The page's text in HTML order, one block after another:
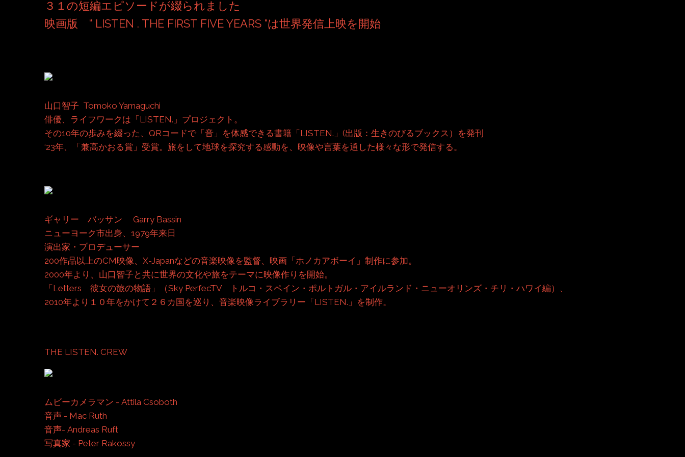
３１の短編エピソードが綴られました
映画版 “ LISTEN . THE FIRST FIVE YEARS “は世界発信上映を開始
山口智子 Tomoko Yamaguchi
俳優、ライフワークは「LISTEN.」プロジェクト。
その10年の歩みを綴った、QRコードで「音」を体感できる書籍「LISTEN.」(出版：生きのびるブックス）を発刊
‘23年、「兼高かおる賞」受賞。旅をして地球を探究する感動を、映像や言葉を通した様々な形で発信する。
ギャリー バッサン Garry Bassin
ニューヨーク市出身、1979年来日
演出家・プロデューサー
200作品以上のCM映像、X-Japanなどの音楽映像を監督、映画「ホノカアボーイ」制作に参加。
2000年より、山口智子と共に世界の文化や旅をテーマに映像作りを開始。
「Letters 彼女の旅の物語」（Sky PerfecTV トルコ・スペイン・ポルトガル・アイルランド・ニューオリンズ・チリ・ハワイ編）、
2010年より１０年をかけて２６カ国を巡り、音楽映像ライブラリー「LISTEN.」を制作。
THE LISTEN. CREW
ムビーカメラマン - Attila Csoboth
音声 - Mac Ruth
音声- Andreas Ruft
写真家 - Peter Rakossy